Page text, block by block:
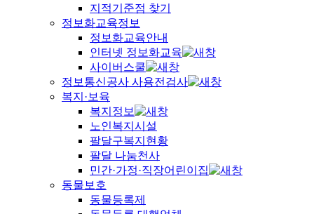
지적기준점 찾기
정보화교육정보
정보화교육안내
인터넷 정보화교육
사이버스쿨
정보통신공사 사용전검사
복지·보육
복지정보
노인복지시설
팔달구복지현황
팔달 나눔천사
민간·가정·직장어린이집
동물보호
동물등록제